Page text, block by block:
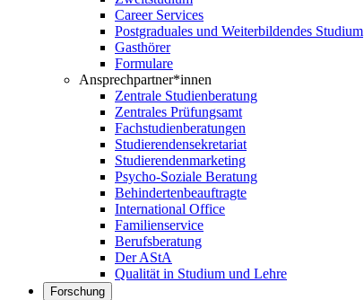
Career Services
Postgraduales und Weiterbildendes Studium
Gasthörer
Formulare
Ansprechpartner*innen
Zentrale Studienberatung
Zentrales Prüfungsamt
Fachstudienberatungen
Studierendensekretariat
Studierendenmarketing
Psycho-Soziale Beratung
Behindertenbeauftragte
International Office
Familienservice
Berufsberatung
Der AStA
Qualität in Studium und Lehre
Forschung